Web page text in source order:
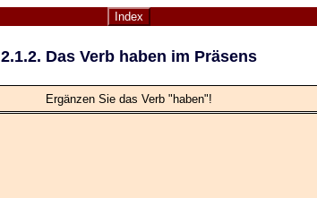
Index
2.1.2. Das Verb haben im Präsens
Ergänzen Sie das Verb "haben"!